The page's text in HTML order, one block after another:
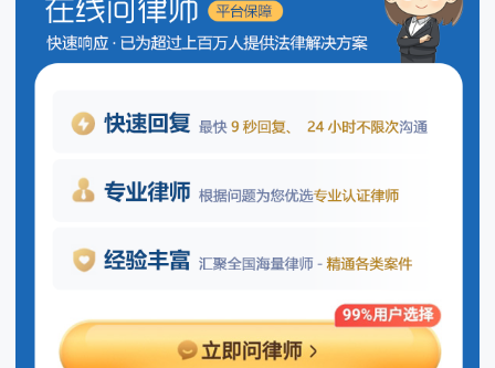
重大违法行为；(四)经国务院批准的证券监
督管理机构规定的其他条件。”